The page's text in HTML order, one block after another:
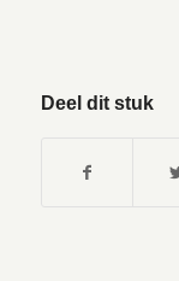
Deel dit stuk